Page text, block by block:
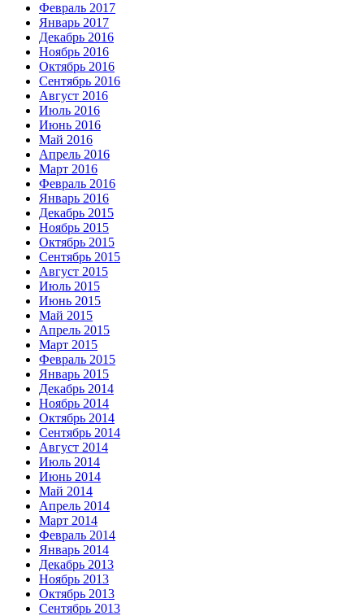
Февраль 2017
Январь 2017
Декабрь 2016
Ноябрь 2016
Октябрь 2016
Сентябрь 2016
Август 2016
Июль 2016
Июнь 2016
Май 2016
Апрель 2016
Март 2016
Февраль 2016
Январь 2016
Декабрь 2015
Ноябрь 2015
Октябрь 2015
Сентябрь 2015
Август 2015
Июль 2015
Июнь 2015
Май 2015
Апрель 2015
Март 2015
Февраль 2015
Январь 2015
Декабрь 2014
Ноябрь 2014
Октябрь 2014
Сентябрь 2014
Август 2014
Июль 2014
Июнь 2014
Май 2014
Апрель 2014
Март 2014
Февраль 2014
Январь 2014
Декабрь 2013
Ноябрь 2013
Октябрь 2013
Сентябрь 2013